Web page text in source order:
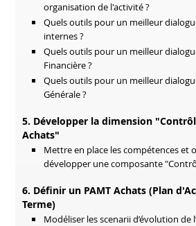
organisation de l'activité ?
Quels outils pour un meilleur
internes ?
Quels outils pour un meilleur
Financière ?
Quels outils pour un meilleur
Générale ?
5. Développer la dimension
Achats"
Mettre en place les compétences et
développer une composante
6. Définir un PAMT Achats (Plan
Terme)
Modéliser les scenarii d’évolution de